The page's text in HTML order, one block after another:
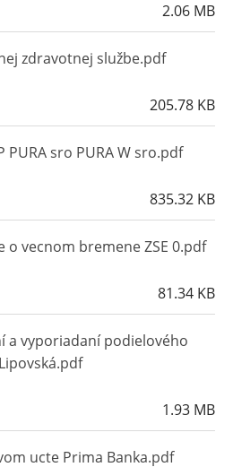
2.06 MB
zdravotnej službe.pdf
205.78 KB
PURA sro PURA W sro.pdf
835.32 KB
o vecnom bremene ZSE 0.pdf
81.34 KB
a vyporiadaní podielového
1.93 MB
ucte Prima Banka.pdf